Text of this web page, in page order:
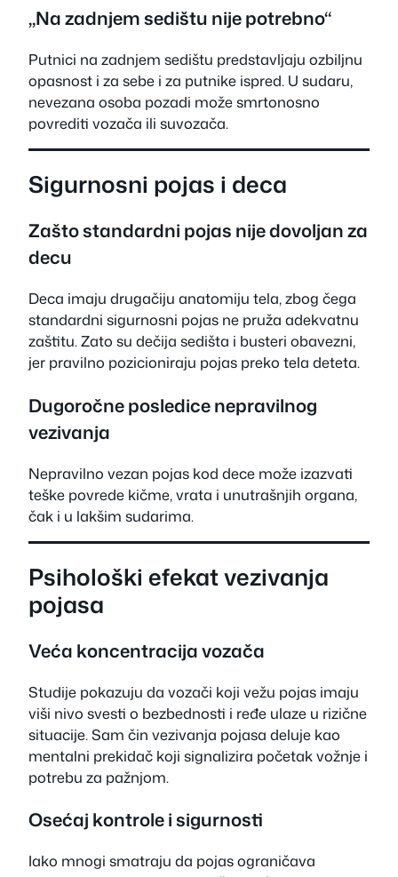
„Na zadnjem sedištu nije potrebno“
Putnici na zadnjem sedištu predstavljaju ozbiljnu
opasnost i za sebe i za putnike ispred. U sudaru,
nevezana osoba pozadi može smrtonosno
povrediti vozača ili suvozača.
Sigurnosni pojas i deca
Zašto standardni pojas nije dovoljan za
decu
Deca imaju drugačiju anatomiju tela, zbog čega
standardni sigurnosni pojas ne pruža adekvatnu
zaštitu. Zato su dečija sedišta i busteri obavezni,
jer pravilno pozicioniraju pojas preko tela deteta.
Dugoročne posledice nepravilnog
vezivanja
Nepravilno vezan pojas kod dece može izazvati
teške povrede kičme, vrata i unutrašnjih organa,
čak i u lakšim sudarima.
Psihološki efekat vezivanja
pojasa
Veća koncentracija vozača
Studije pokazuju da vozači koji vežu pojas imaju
viši nivo svesti o bezbednosti i ređe ulaze u rizične
situacije. Sam čin vezivanja pojasa deluje kao
mentalni prekidač koji signalizira početak vožnje i
potrebu za pažnjom.
Osećaj kontrole i sigurnosti
Iako mnogi smatraju da pojas ograničava